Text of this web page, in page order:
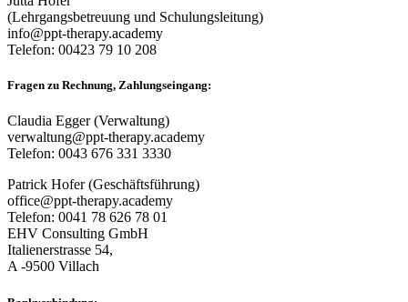
(Lehrgangsbetreuung und Schulungsleitung)
info@ppt-therapy.academy
Telefon: 00423 79 10 208
Fragen zu Rechnung, Zahlungseingang:
Claudia Egger (Verwaltung)
verwaltung@ppt-therapy.academy
Telefon: 0043 676 331 3330
Patrick Hofer (Geschäftsführung)
office@ppt-therapy.academy
Telefon: 0041 78 626 78 01
EHV Consulting GmbH
Italienerstrasse 54,
A -9500 Villach